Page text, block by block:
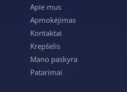
Apie mus
Apmokėjimas
Kontaktai
Krepšelis
Mano paskyra
Patarimai